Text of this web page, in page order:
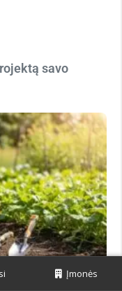
savo
Įmonės